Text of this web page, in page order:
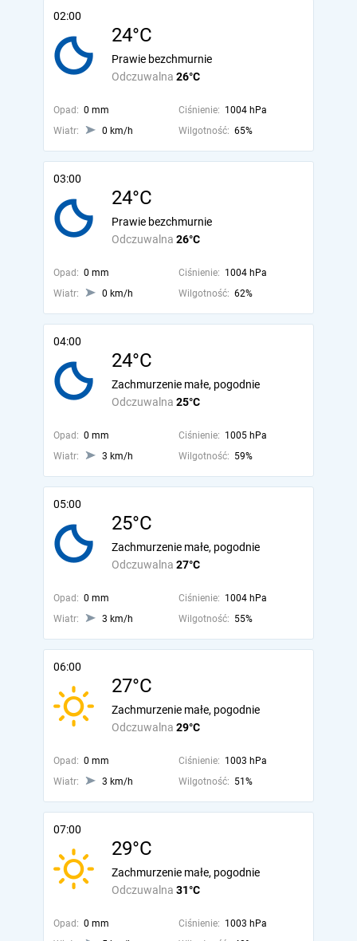
02:00
24°C
Odczuwalna 26°C
Prawie bezchmurnie
Opad: 0 mm Ciśnienie: 1004 hPa
Wiatr:
0 km/h Wilgotność: 65%
03:00
24°C
Odczuwalna 26°C
Prawie bezchmurnie
Opad: 0 mm Ciśnienie: 1004 hPa
Wiatr:
0 km/h Wilgotność: 62%
04:00
24°C
Odczuwalna 25°C
Zachmurzenie małe, pogodnie
Opad: 0 mm Ciśnienie: 1005 hPa
Wiatr:
3 km/h Wilgotność: 59%
05:00
25°C
Odczuwalna 27°C
Zachmurzenie małe, pogodnie
Opad: 0 mm Ciśnienie: 1004 hPa
Wiatr:
3 km/h Wilgotność: 55%
06:00
27°C
Odczuwalna 29°C
Zachmurzenie małe, pogodnie
Opad: 0 mm Ciśnienie: 1003 hPa
Wiatr:
3 km/h Wilgotność: 51%
07:00
29°C
Odczuwalna 31°C
Zachmurzenie małe, pogodnie
Opad: 0 mm Ciśnienie: 1003 hPa